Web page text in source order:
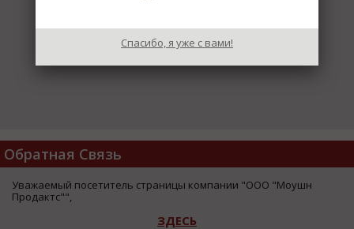
Обратная Связь
Уважаемый посетитель страницы компании "ООО "Моушн
Продактс"",
ЗДЕСЬ
Спасибо, я уже с вами!